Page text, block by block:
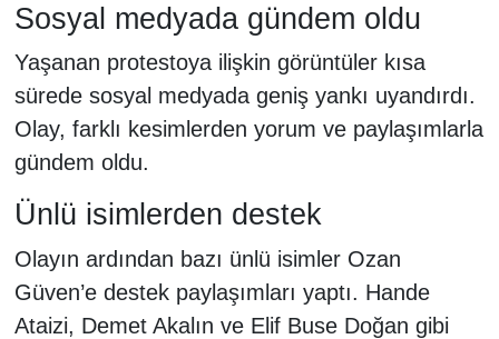
Sosyal medyada gündem oldu
Yaşanan protestoya ilişkin görüntüler kısa
sürede sosyal medyada geniş yankı uyandırdı.
Olay, farklı kesimlerden yorum ve paylaşımlarla
gündem oldu.
Ünlü isimlerden destek
Olayın ardından bazı ünlü isimler Ozan
Güven’e destek paylaşımları yaptı. Hande
Ataizi, Demet Akalın ve Elif Buse Doğan gibi